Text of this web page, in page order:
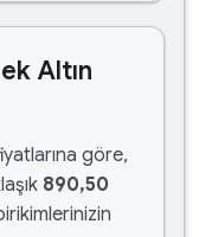
Altın
göre,
890,50